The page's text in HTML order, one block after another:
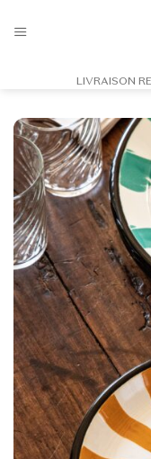
au
LIVRAISON